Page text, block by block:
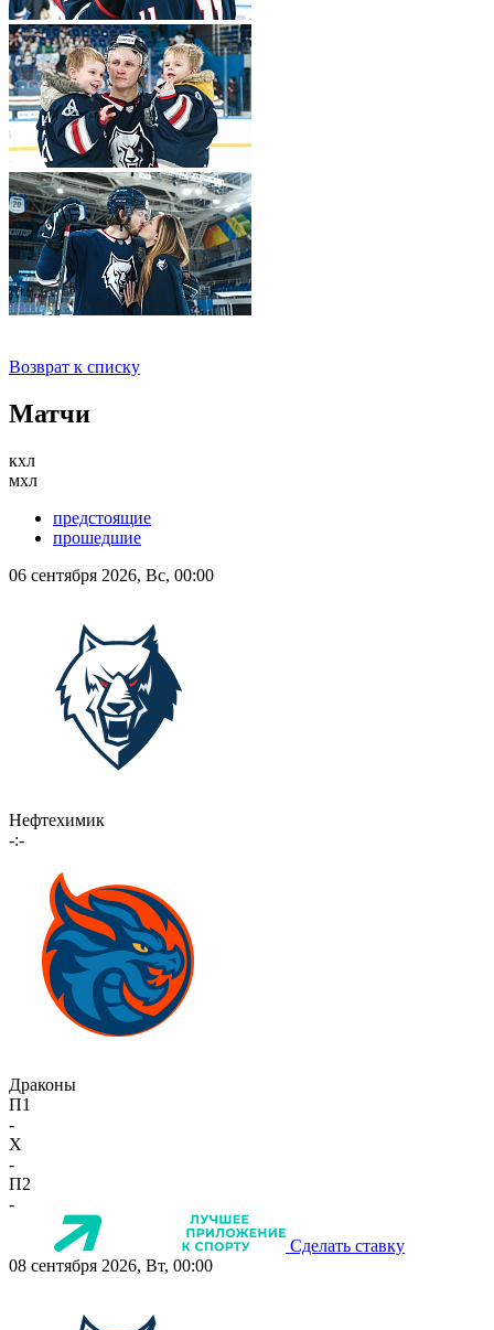
Возврат к списку
Матчи
кхл
мхл
предстоящие
прошедшие
06 сентября 2026, Вс, 00:00
Нефтехимик
-:-
Драконы
П1
-
X
-
П2
-
Сделать ставку
08 сентября 2026, Вт, 00:00